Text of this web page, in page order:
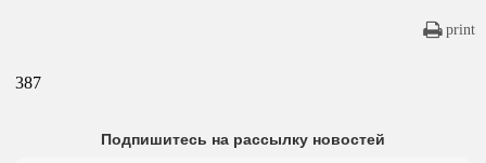
print
387
Подпишитесь на рассылку новостей